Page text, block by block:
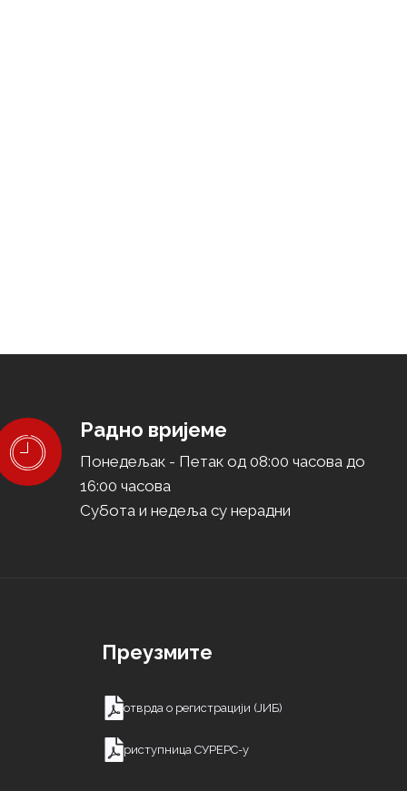
Радно вријеме
Понедељак - Петак од 08:00 часова до
16:00 часова
Субота и недеља су нерадни
Преузмите
Потврда о регистрацији (ЈИБ)
Приступница СУРЕРС-у